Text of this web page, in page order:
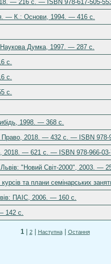
— 216 с. — ISBN 978-617-505-
— К.: Основи, 1994. — 416 с.
Наукова Думка, 1997. — 287 с.
с.
с.
с.
1998. — 368 с.
2018. — 432 с. — ISBN 978-
2018. — 621 с. — ISBN 978-966-
"Новий Світ-2000", 2003. —
та плани семінарських
ПАІС, 2006. — 160 с.
142 с.
1| 2| Наступна| Остання